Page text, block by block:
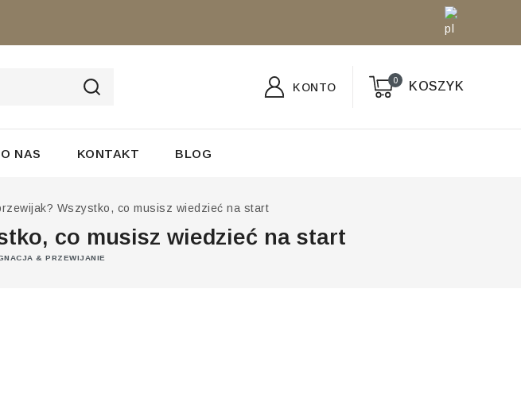
SZUKAJ KONTO
0 KOSZYK
O NAS KONTAKT BLOG
Wszystko, co musisz wiedzieć na start
co musisz wiedzieć na start
& PRZEWIJANIE